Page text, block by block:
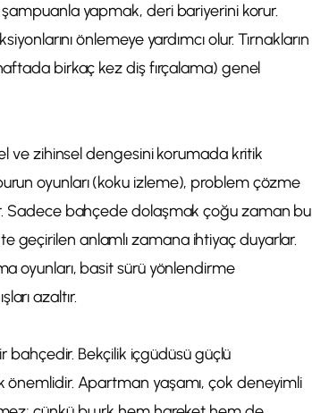
yapmak, deri bariyerini korur.
önlemeye yardımcı olur. Tırnakların
birkaç kez diş fırçalama) genel
ve zihinsel dengesini korumada kritik
oyunları (koku izleme), problem çözme
Sadece bahçede dolaşmak çoğu zaman bu
geçirilen anlamlı zamana ihtiyaç duyarlar.
oyunları, basit sürü yönlendirme
azaltır.
bahçedir. Bekçilik içgüdüsü güçlü
önemlidir. Apartman yaşamı, çok deneyimli